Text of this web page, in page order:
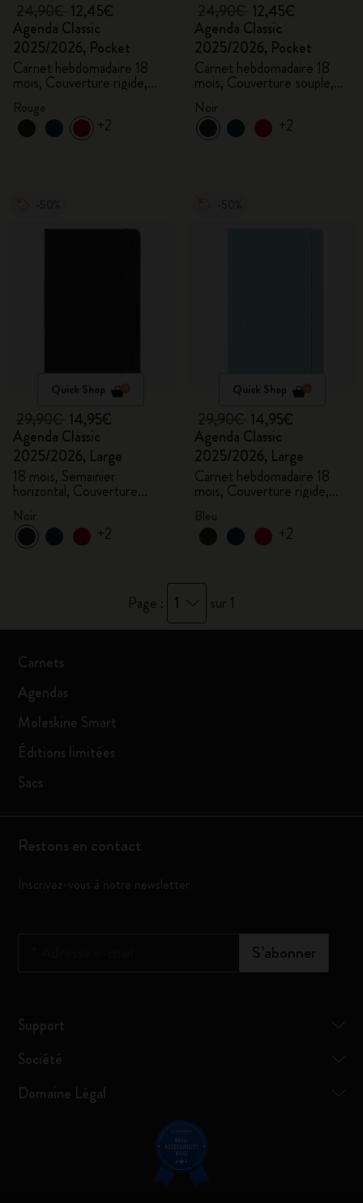
12,45€
Agenda Classic
2025/2026, Pocket
Carnet hebdomadaire 18
mois, Couverture rigide,
Rouge écarlate
+2
12,45€
Agenda Classic
2025/2026, Pocket
Carnet hebdomadaire 18
mois, Couverture souple,
+2
Quick Shop
14,95€
Agenda Classic
2025/2026, Large
18 mois, Semainier
horizontal, Couverture
rigide, Noir
+2
Quick Shop
14,95€
Agenda Classic
2025/2026, Large
Carnet hebdomadaire 18
mois, Couverture rigide,
Aigue-marine
+2
Page : 1 sur 1
Carnets
Agendas
Moleskine Smart
Éditions limitées
Sacs
Restons en contact
Inscrivez-vous à notre newsletter
S’abonner
Support
Société
Domaine Légal